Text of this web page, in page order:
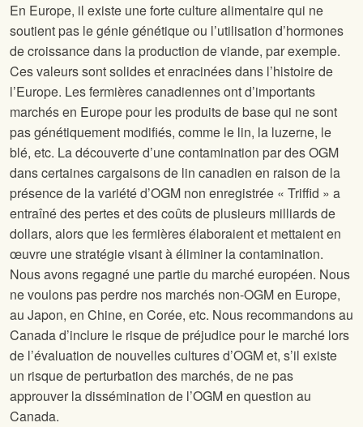
En Europe, il existe une forte culture alimentaire qui ne
soutient pas le génie génétique ou l’utilisation d’hormones
de croissance dans la production de viande, par exemple.
Ces valeurs sont solides et enracinées dans l’histoire de
l’Europe. Les fermières canadiennes ont d’importants
marchés en Europe pour les produits de base qui ne sont
pas génétiquement modifiés, comme le lin, la luzerne, le
blé, etc. La découverte d’une contamination par des OGM
dans certaines cargaisons de lin canadien en raison de la
présence de la variété d’OGM non enregistrée « Triffid » a
entraîné des pertes et des coûts de plusieurs milliards de
dollars, alors que les fermières élaboraient et mettaient en
œuvre une stratégie visant à éliminer la contamination.
Nous avons regagné une partie du marché européen. Nous
ne voulons pas perdre nos marchés non-OGM en Europe,
au Japon, en Chine, en Corée, etc. Nous recommandons au
Canada d’inclure le risque de préjudice pour le marché lors
de l’évaluation de nouvelles cultures d’OGM et, s’il existe
un risque de perturbation des marchés, de ne pas
approuver la dissémination de l’OGM en question au
Canada.